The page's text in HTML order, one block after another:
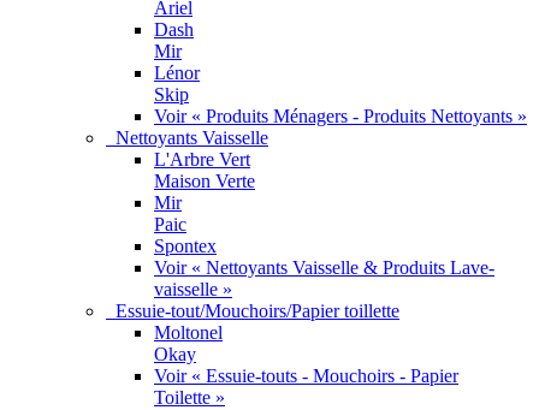
Ariel
Dash
Mir
Lénor
Skip
Voir « Produits Ménagers - Produits Nettoyants »
Nettoyants Vaisselle
L'Arbre Vert
Maison Verte
Mir
Paic
Spontex
Voir « Nettoyants Vaisselle & Produits Lave-
vaisselle »
Essuie-tout/Mouchoirs/Papier toillette
Moltonel
Okay
Voir « Essuie-touts - Mouchoirs - Papier
Toilette »